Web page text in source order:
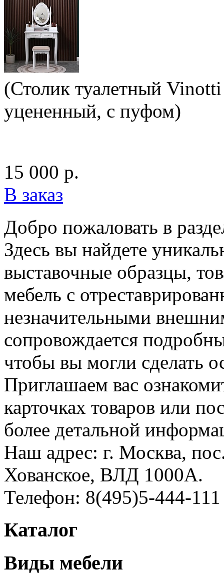
(Столик туалетный
уцененный, с пуфом)
15 000 р.
В заказ
Добро пожаловать в
Здесь вы найдете
выставочные образцы,
мебель с
незначительными
сопровождается
чтобы вы могли сделать
Приглашаем вас
карточках товаров или
более детальной
Наш адрес: г. Москва,
Хованское, ВЛД 1000А.
Телефон: 8(495)5-444-111
Каталог
Виды мебели